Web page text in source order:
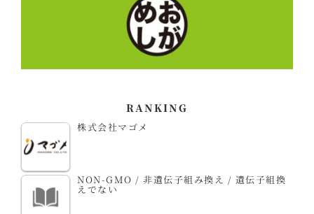
RANKING
株式会社マゴメ
NON-GMO / 非遺伝子組み換え / 遺伝子組換
えでない